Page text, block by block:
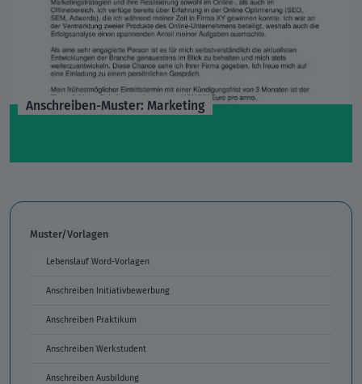
Anschreiben-Muster: Marketing
Muster/Vorlagen
Lebenslauf Word-Vorlagen
Anschreiben Initiativbewerbung
Anschreiben Praktikum
Anschreiben Werkstudent
Anschreiben Ausbildung